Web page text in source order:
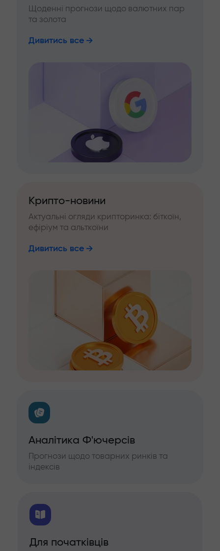
Щоденні прогнози щодо валютних пар
та золота
Дивитись все
Крипто-новини
Актуальні огляди крипторинка: біткоїн,
ефіріум та альткоїни
Дивитись все
Аналітика Ф'ючерсів
Прогнози щодо товарних ринків та
індексів
Для початківців